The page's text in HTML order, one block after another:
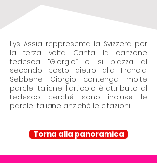
Lys Assia rappresenta la Svizzera per
la terza volta. Canta la canzone
tedesca “Giorgio” e si piazza al
secondo posto dietro alla Francia.
Sebbene Giorgio contenga molte
parole italiane, l'articolo è attribuito al
tedesco perché sono incluse le
parole italiane anziché le citazioni.
Torna alla panoramica